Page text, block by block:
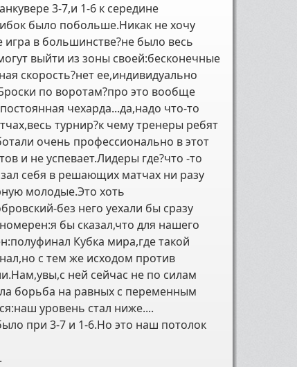
3-7,и 1-6 к середине
было побольше.Никак не хочу
игра в большинстве?не было весь
выйти из зоны своей:бесконечные
скорость?нет ее,индивидуально
по воротам?про это вообще
чехарда...да,надо что-то
турнир?к чему тренеры ребят
очень профессионально в этот
и не успевает.Лидеры где?что -то
себя в решающих матчах ни разу
молодые.Это хоть
без него уехали бы сразу
бы сказал,что для нашего
Кубка мира,где такой
с тем же исходом против
ней сейчас не по силам
борьба на равных с переменным
уровень стал ниже....
при 3-7 и 1-6.Но это наш потолок